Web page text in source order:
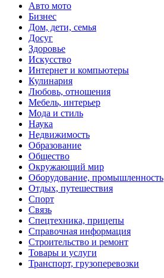
Авто мото
Бизнес
Дом, дети, семья
Досуг
Здоровье
Искусство
Интернет и компьютеры
Кулинария
Любовь, отношения
Мебель, интерьер
Мода и стиль
Наука
Недвижимость
Образование
Общество
Окружающий мир
Оборудование, промышленность
Отдых, путешествия
Спорт
Связь
Спецтехника, прицепы
Справочная информация
Строительство и ремонт
Товары и услуги
Транспорт, грузоперевозки